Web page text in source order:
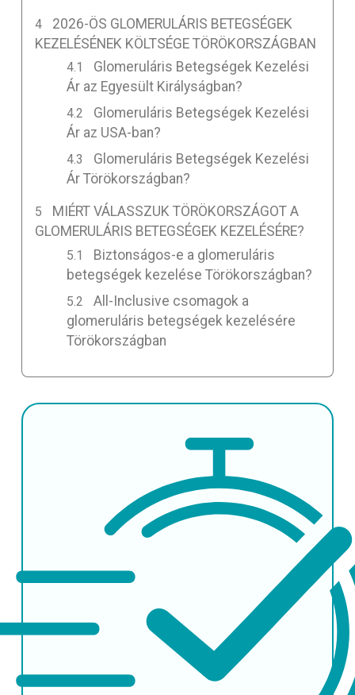
2026-ÖS GLOMERULÁRIS BETEGSÉGEK
KEZELÉSÉNEK KÖLTSÉGE TÖRÖKORSZÁGBAN
Glomeruláris Betegségek Kezelési
Ár az Egyesült Királyságban?
Glomeruláris Betegségek Kezelési
Ár az USA-ban?
Glomeruláris Betegségek Kezelési
Ár Törökországban?
MIÉRT VÁLASSZUK TÖRÖKORSZÁGOT A
GLOMERULÁRIS BETEGSÉGEK KEZELÉSÉRE?
Biztonságos-e a glomeruláris
betegségek kezelése Törökországban?
All-Inclusive csomagok a
glomeruláris betegségek kezelésére
Törökországban